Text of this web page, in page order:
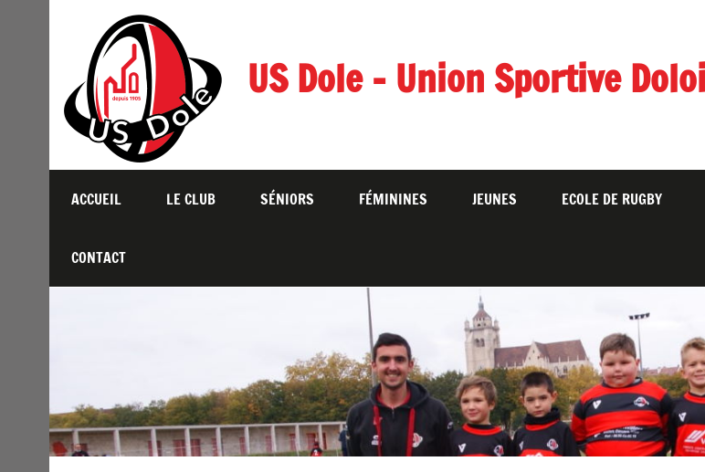
US Dole – Union Sportive
ACCUEIL LE CLUB SÉNIORS FÉMININES JEUNES ECOLE DE RUGBY
CONTACT